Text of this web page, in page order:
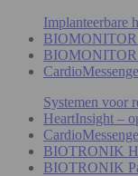
Implanteerbare
Systemen voor
HeartInsight –
BIOTRONIK
BIOTRONIK